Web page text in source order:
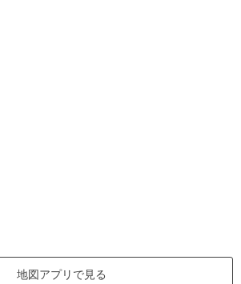
地図アプリで見る